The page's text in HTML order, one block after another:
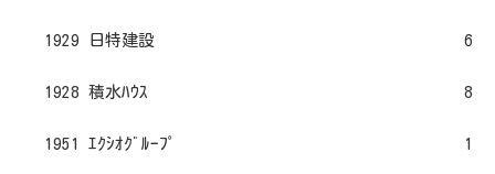
1929 日特建設 6
1928 積水ﾊｳｽ 8
1951 ｴｸｼｵｸﾞﾙｰﾌﾟ 1